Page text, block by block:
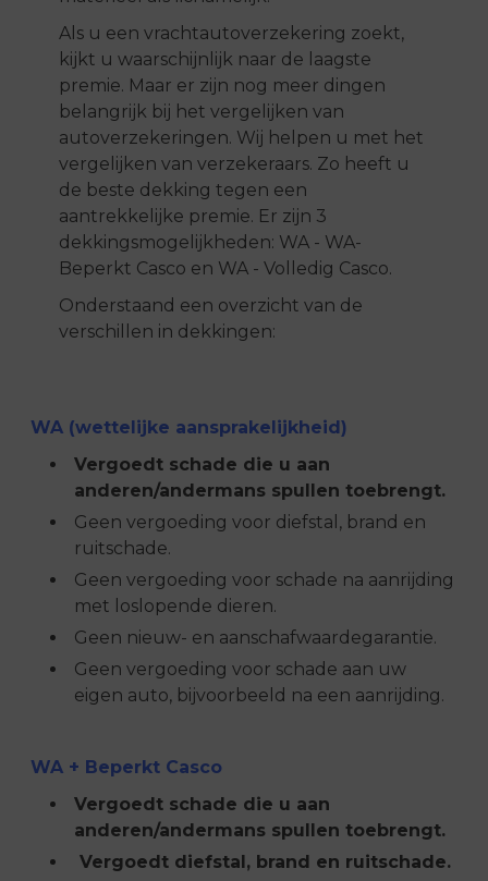
Als u een vrachtautoverzekering zoekt,
kijkt u waarschijnlijk naar de laagste
premie. Maar er zijn nog meer dingen
belangrijk bij het vergelijken van
autoverzekeringen. Wij helpen u met het
vergelijken van verzekeraars. Zo heeft u
de beste dekking tegen een
aantrekkelijke premie. Er zijn 3
dekkingsmogelijkheden: WA - WA-
Beperkt Casco en WA - Volledig Casco.
Onderstaand een overzicht van de
verschillen in dekkingen:
WA (wettelijke aansprakelijkheid)
Vergoedt schade die u aan
anderen/andermans spullen toebrengt.
Geen vergoeding voor diefstal, brand en
ruitschade.
Geen vergoeding voor schade na aanrijding
met loslopende dieren.
Geen nieuw- en aanschafwaardegarantie.
Geen vergoeding voor schade aan uw
eigen auto, bijvoorbeeld na een aanrijding.
WA + Beperkt Casco
Vergoedt schade die u aan
anderen/andermans spullen toebrengt.
Vergoedt diefstal, brand en ruitschade.